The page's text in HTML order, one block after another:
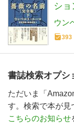
ショ
ウン
393
書誌検索オプシ
ただいま「
す。検索で本が見
こちらのお知らせ